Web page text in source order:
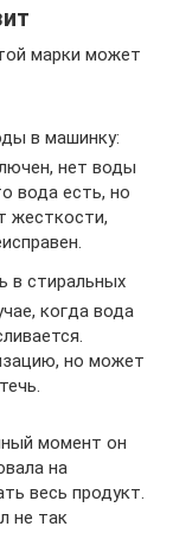
марки может
в машинку:
нет воды
вода есть, но
жесткости,
в стиральных
когда вода
но может
момент он
на
весь продукт.
не так